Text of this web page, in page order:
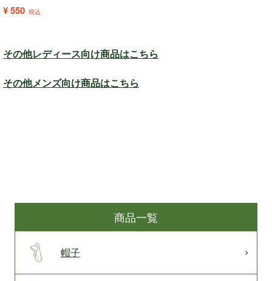
¥550 税込
その他レディース向け商品はこちら
その他メンズ向け商品はこちら
商品一覧
帽子